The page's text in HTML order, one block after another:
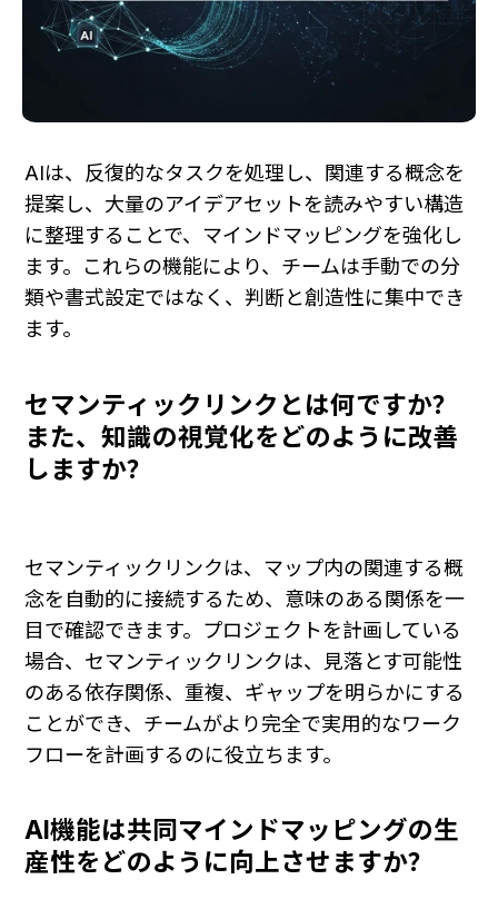
AIは、反復的なタスクを処理し、関連する概念を
提案し、大量のアイデアセットを読みやすい構造
に整理することで、マインドマッピングを強化し
ます。これらの機能により、チームは手動での分
類や書式設定ではなく、判断と創造性に集中でき
ます。
セマンティックリンクとは何ですか？
また、知識の視覚化をどのように改善
しますか？
セマンティックリンクは、マップ内の関連する概
念を自動的に接続するため、意味のある関係を一
目で確認できます。プロジェクトを計画している
場合、セマンティックリンクは、見落とす可能性
のある依存関係、重複、ギャップを明らかにする
ことができ、チームがより完全で実用的なワーク
フローを計画するのに役立ちます。
AI機能は共同マインドマッピングの生
産性をどのように向上させますか？